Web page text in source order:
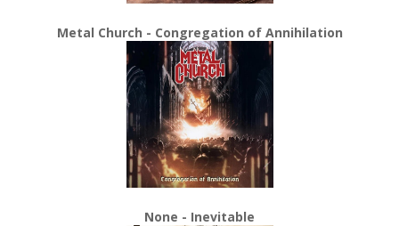
Metal Church - Congregation of Annihilation
None - Inevitable